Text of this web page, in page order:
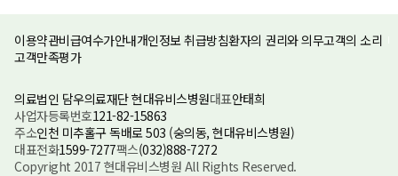
이용약관비급여수가안내개인정보 취급방침환자의 권리와 의무고객의 소리
고객만족평가
의료법인 담우의료재단 현대유비스병원대표안태희
사업자등록번호121-82-15863
주소인천 미추홀구 독배로 503 (숭의동, 현대유비스병원)
대표전화1599-7277팩스(032)888-7272
Copyright 2017 현대유비스병원 All Rights Reserved.